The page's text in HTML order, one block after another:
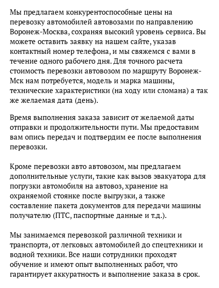
Мы предлагаем конкурентоспособные цены на
перевозку автомобилей автовозами по направлению
Воронеж-Москва, сохраняя высокий уровень сервиса. Вы
можете оставить заявку на нашем сайте, указав
контактный номер телефона, и мы свяжемся с вами в
течение одного рабочего дня. Для точного расчета
стоимость перевозки автовозом по маршруту Воронеж-
Мск нам потребуется, модель и марка машины,
технические характеристики (на ходу или сломана) а так
же желаемая дата (день).
Время выполнения заказа зависит от желаемой даты
отправки и продолжительности пути. Мы предоставим
вам опись передач и подтвердим ее после выполнения
перевозки.
Кроме перевозки авто автовозом, мы предлагаем
дополнительные услуги, такие как вызов эвакуатора для
погрузки автомобиля на автовоз, хранение на
охраняемой стоянке после выгрузки, а также
составление пакета документов для передачи машины
получателю (ПТС, паспортные данные и т.д.).
Мы занимаемся перевозкой различной техники и
транспорта, от легковых автомобилей до спецтехники и
водной техники. Все наши сотрудники проходят
обучение и имеют опыт выполненных работ, что
гарантирует аккуратность и выполнение заказа в срок.